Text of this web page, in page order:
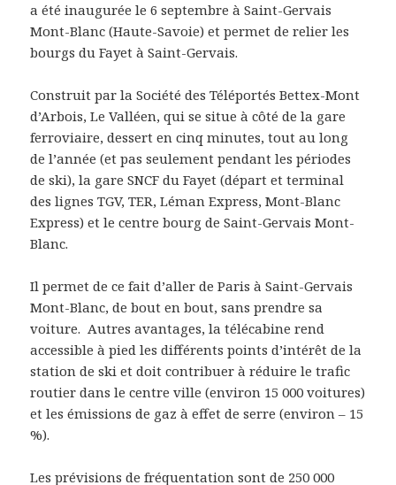
a été inaugurée le 6 septembre à Saint-Gervais
Mont-Blanc (Haute-Savoie) et permet de relier les
bourgs du Fayet à Saint-Gervais.
Construit par la Société des Téléportés Bettex-Mont
d’Arbois, Le Valléen, qui se situe à côté de la gare
ferroviaire, dessert en cinq minutes, tout au long
de l’année (et pas seulement pendant les périodes
de ski), la gare SNCF du Fayet (départ et terminal
des lignes TGV, TER, Léman Express, Mont-Blanc
Express) et le centre bourg de Saint-Gervais Mont-
Blanc.
Il permet de ce fait d’aller de Paris à Saint-Gervais
Mont-Blanc, de bout en bout, sans prendre sa
voiture. Autres avantages, la télécabine rend
accessible à pied les différents points d’intérêt de la
station de ski et doit contribuer à réduire le trafic
routier dans le centre ville (environ 15 000 voitures)
et les émissions de gaz à effet de serre (environ – 15
%).
Les prévisions de fréquentation sont de 250 000